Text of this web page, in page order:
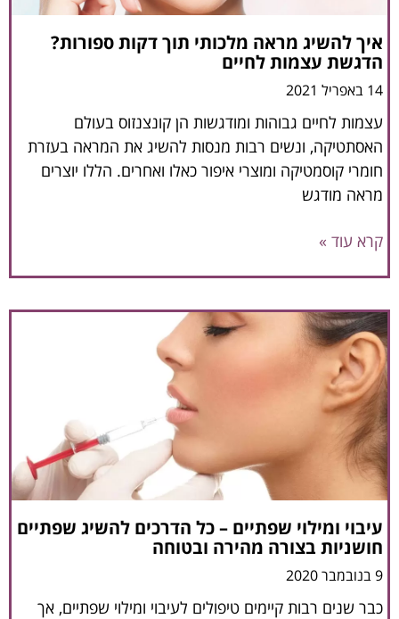
איך להשיג מראה מלכותי תוך דקות ספורות?
הדגשת עצמות לחיים
14 באפריל 2021
עצמות לחיים גבוהות ומודגשות הן קונצנזוס בעולם
האסתטיקה, ונשים רבות מנסות להשיג את המראה בעזרת
חומרי קוסמטיקה ומוצרי איפור כאלו ואחרים. הללו יוצרים
מראה מודגש
קרא עוד »
עיבוי ומילוי שפתיים – כל הדרכים להשיג שפתיים
חושניות בצורה מהירה ובטוחה
9 בנובמבר 2020
כבר שנים רבות קיימים טיפולים לעיבוי ומילוי שפתיים, אך